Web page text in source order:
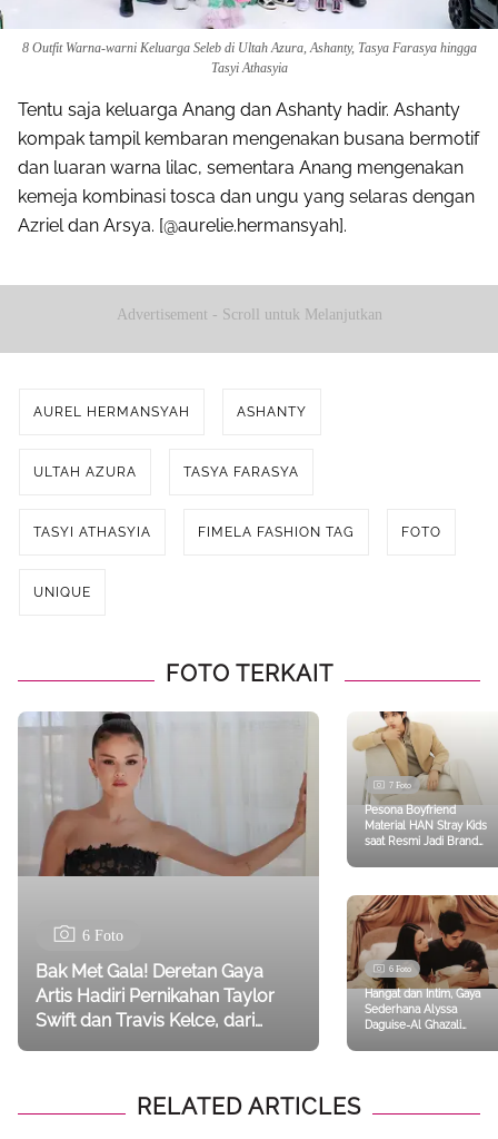
8 Outfit Warna-warni Keluarga Seleb di Ultah Azura, Ashanty, Tasya Farasya hingga
Tasyi Athasyia
Tentu saja keluarga Anang dan Ashanty hadir. Ashanty
kompak tampil kembaran mengenakan busana bermotif
dan luaran warna lilac, sementara Anang mengenakan
kemeja kombinasi tosca dan ungu yang selaras dengan
Azriel dan Arsya. [@aurelie.hermansyah].
Advertisement - Scroll untuk Melanjutkan
AUREL HERMANSYAH ASHANTY
ULTAH AZURA TASYA FARASYA
TASYI ATHASYIA FIMELA FASHION TAG FOTO
UNIQUE
FOTO TERKAIT
6 Foto
Bak Met Gala! Deretan Gaya
Artis Hadiri Pernikahan Taylor
Swift dan Travis Kelce, dari
7 Foto
Pesona Boyfriend
Material HAN Stray Kids
saat Resmi Jadi Brand
6 Foto
Hangat dan Intim, Gaya
Sederhana Alyssa
Daguise-Al Ghazali
RELATED ARTICLES